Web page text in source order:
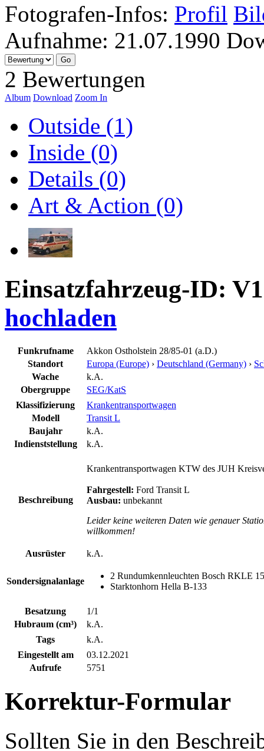
Fotografen-Infos: Profil
Aufnahme: 21.07.1990
2 Bewertungen
Album Download Zoom In
Outside (1)
Inside (0)
Details (0)
Art & Action (0)
Einsatzfahrzeug-ID:
hochladen
Funkrufname
Akkon Ostholstein 28/85-01 (a.D.)
Standort
Europa (Europe) › Deutschland (Germany) ›
Wache
k.A.
Obergruppe
SEG/KatS
Klassifizierung
Krankentransportwagen
Modell
Transit L
Baujahr
k.A.
Indienststellung
k.A.
Beschreibung
Krankentransportwagen KTW des JUH
Fahrgestell: Ford Transit L
Ausbau: unbekannt
Leider keine weiteren Daten wie genauer
willkommen!
Ausrüster k.A.
Sondersignalanlage
2 Rundumkennleuchten Bosch RKLE
Starktonhorn Hella B-133
Besatzung
1/1
Hubraum (cm³)
k.A.
Tags
k.A.
Eingestellt am
03.12.2021
Aufrufe
5751
Korrektur-Formular
Sollten Sie in den